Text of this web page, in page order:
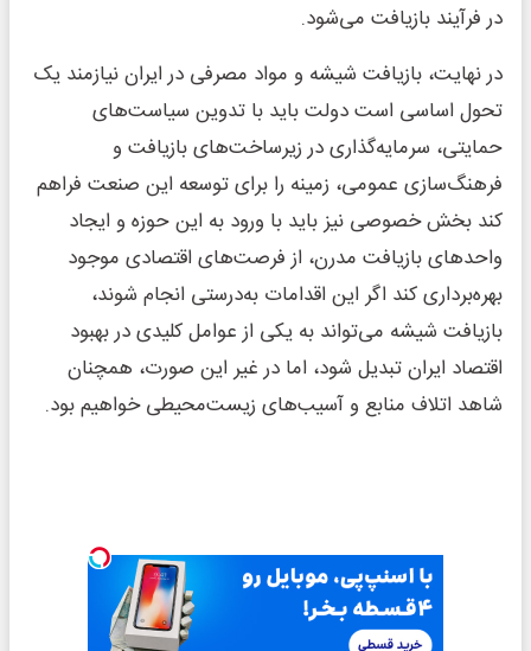
در فرآیند بازیافت می‌شود.
در نهایت، بازیافت شیشه و مواد مصرفی در ایران نیازمند یک
تحول اساسی است دولت باید با تدوین سیاست‌های
حمایتی، سرمایه‌گذاری در زیرساخت‌های بازیافت و
فرهنگ‌سازی عمومی، زمینه را برای توسعه این صنعت فراهم
کند بخش خصوصی نیز باید با ورود به این حوزه و ایجاد
واحدهای بازیافت مدرن، از فرصت‌های اقتصادی موجود
بهره‌برداری کند اگر این اقدامات به‌درستی انجام شوند،
بازیافت شیشه می‌تواند به یکی از عوامل کلیدی در بهبود
اقتصاد ایران تبدیل شود، اما در غیر این صورت، همچنان
شاهد اتلاف منابع و آسیب‌های زیست‌محیطی خواهیم بود.